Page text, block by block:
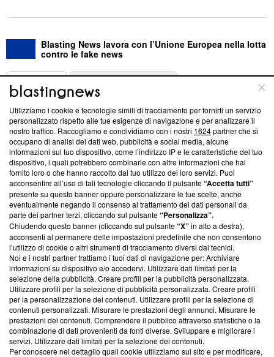
Blasting News lavora con l’Unione Europea nella lotta
contro le fake news
ABOUT
Questa sezione offre informazioni trasparenti su Blasting
News, sui nostri processi editoriali e su come ci impegniamo a
creare news di qualità. Inoltre, afferma la nostra aderenza a
‘Trust Project - News with Integrity’Blasting News non è
ancora membro del programma, ma ha richiesto di farne
parte; Trust Project non ha ancora effettuato una verifica di
conformità agli standard.
Su di noi
Team editoriale
Corporate
Redazione
Informativa Privacy
Cookie Policy
Blasting SA, IDI CHE-247.845.224, Via Carlo Frasca, 3 - 6900
Utilizziamo i cookie e tecnologie simili di tracciamento per fornirti un servizio
personalizzato rispetto alle tue esigenze di navigazione e per analizzare il
nostro traffico. Raccogliamo e condividiamo con i nostri 1624partner che si
occupano di analisi dei dati web, pubblicità e social media, alcune
informazioni sul tuo dispositivo, come l’indirizzo IP e le caratteristiche del tuo
dispositivo, i quali potrebbero combinarle con altre informazioni che hai
fornito loro o che hanno raccolto dal tuo utilizzo dei loro servizi. Puoi
acconsentire all’uso di tali tecnologie cliccando il pulsante“Accetta tutti”
presente su questo banner oppure personalizzare le tue scelte, anche
eventualmente negando il consenso al trattamento dei dati personali da
parte dei partner terzi, cliccando sul pulsante“Personalizza”.
Chiudendo questo banner (cliccando sul pulsante“X”in alto a destra),
acconsenti al permanere delle impostazioni predefinite che non consentono
l’utilizzo di cookie o altri strumenti di tracciamento diversi dai tecnici.
Noi e i nostri partner trattiamo i tuoi dati di navigazione per: Archiviare
informazioni su dispositivo e/o accedervi. Utilizzare dati limitati per la
selezione della pubblicità. Creare profili per la pubblicità personalizzata.
Utilizzare profili per la selezione di pubblicità personalizzata. Creare profili
per la personalizzazione dei contenuti. Utilizzare profili per la selezione di
contenuti personalizzati. Misurare le prestazioni degli annunci. Misurare le
prestazioni dei contenuti. Comprendere il pubblico attraverso statistiche o la
combinazione di dati provenienti da fonti diverse. Sviluppare e migliorare i
servizi. Utilizzare dati limitati per la selezione dei contenuti.
Per conoscere nel dettaglio quali cookie utilizziamo sul sito e per modificare,